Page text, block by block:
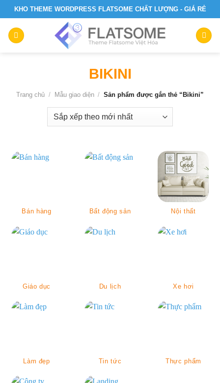
Skip
to
content
KHO THEME WORDPRESS FLATSOME CHẤT LƯỢNG - GIÁ RẺ
BIKINI
Trang chủ / Mẫu giao diện / Sản phẩm được gắn thẻ “Bikini”
Bán hàng Bất động sản Nội thất
Giáo dục Du lịch Xe hơi
Làm đẹp Tin tức Thực phẩm